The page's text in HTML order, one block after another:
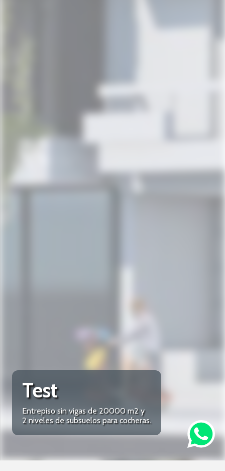
Test
Entrepiso sin vigas de 20000 m2 y
2 niveles de subsuelos para cocheras.